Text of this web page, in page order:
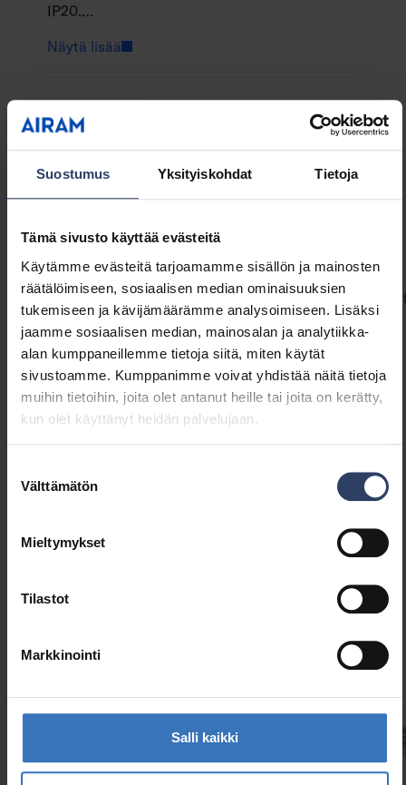
Suostumus Yksityiskohdat Tietoja
Tämä sivusto käyttää evästeitä
Käytämme evästeitä tarjoamamme sisällön ja mainosten
räätälöimiseen, sosiaalisen median ominaisuuksien
tukemiseen ja kävijämäärämme analysoimiseen. Lisäksi
jaamme sosiaalisen median, mainosalan ja analytiikka-
alan kumppaneillemme tietoja siitä, miten käytät
sivustoamme. Kumppanimme voivat yhdistää näitä tietoja
muihin tietoihin, joita olet antanut heille tai joita on kerätty,
kun olet käyttänyt heidän palvelujaan.
valinta
Välttämätön
Mieltymykset
Tilastot
Markkinointi
Salli kaikki
IP20.
opaalilla kuvulla.
Projektikohtaisesti saatavana räätälöitävät
profiilipituudet (max. 6 m).
Katso myös led-nauhojen ja profiilien
yhteensopivuustaulukko.
Näytä lisää
Tekniset tiedot
ETIM-tiedot Tuoteversiot Lataukset Koodit
Rakenne
Tarvikkeen/varaosan tyyppi
Profiili